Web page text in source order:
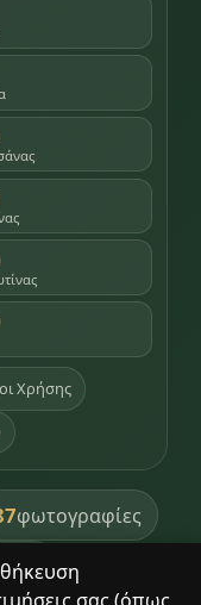
Χρήσης
φωτογραφίες